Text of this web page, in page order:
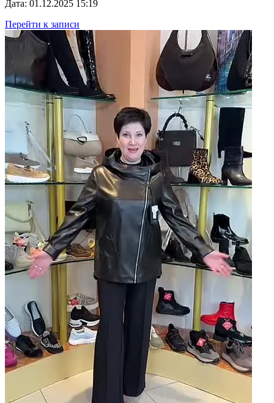
Дата: 01.12.2025 15:19
Перейти к записи